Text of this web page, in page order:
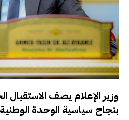
وزير الإعلام يصف الاستقبال
بنجاح سياسية الوحدة